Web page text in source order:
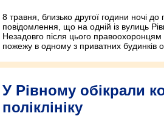
8 травня, близько другої години ночі до
повідомлення, що на одній із вулиць
Незадовго після цього правоохоронцям
пожежу в одному з приватних будинків
У Рівному обікрали
поліклініку